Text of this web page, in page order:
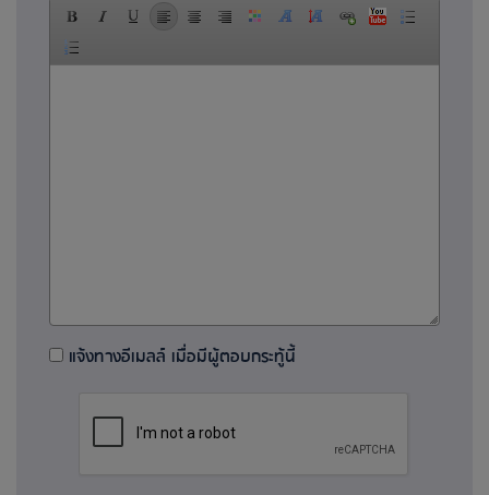
แจ้งทางอีเมลล์ เมื่อมีผู้ตอบกระทู้นี้